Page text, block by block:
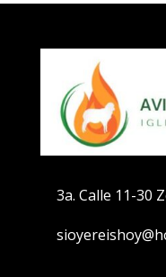
3a. Calle 11-30